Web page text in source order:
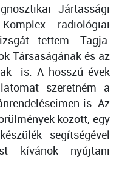
Jártassági
radiológiai
tettem. Tagja
Társaságának és az
is. A hosszú évek
szeretném a
is. Az
között, egy
segítségével
kívánok nyújtani